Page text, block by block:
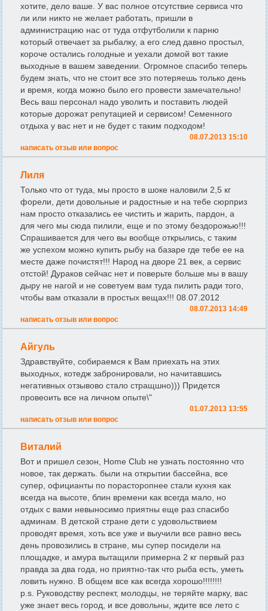
хотите, дело ваше. У вас полное отсутствие сервиса что
ли или никто не желает работать, пришли в
администрацию нас от туда отфутболили к парню
который отвечает за рыбалку, а его след давно простыл,
короче остались голодные и уехали домой вот такие
выходные в вашем заведении. Огромное спасибо теперь
будем знать, что не стоит все это потеряешь только день
и время, когда можно было его провести замечательно!
Весь ваш персонал надо уволить и поставить людей
которые дорожат репутацией и сервисом! Семенного
отдыха у вас нет и не будет с таким подходом!
08.07.2013 15:10
написать отзыв или вопрос
Лиля
Только что от туда, мы просто в шоке наловили 2,5 кг
форели, дети довольные и радостные и на тебе сюрприз
нам просто отказались ее чистить и жарить, пардон, а
для чего мы сюда пилили, еще и по этому бездорожью!!!
Спрашивается для чего вы вообще открылись, с таким
же успехом можно купить рыбу на базаре где тебе ее на
месте даже почистят!!! Народ на дворе 21 век, а сервис
отстой! Дураков сейчас нет и поверьте больше мы в вашу
дыру не нагой и не советуем вам туда пилить ради того,
чтобы вам отказали в простых вещах!!! 08.07.2012
08.07.2013 14:49
написать отзыв или вопрос
Айгуль
Здравствуйте, собираемся к Вам приехать на этих
выходных, котедж забронировали, но начитавшись
негативных отзывово стало стращшно))) Придется
провеоить все на личном опыте\"
01.07.2013 13:55
написать отзыв или вопрос
Виталий
Вот и пришел сезон, Home Club не узнать постоянно что
новое, так держать. были на открытии бассейна, все
супер, официанты по порасторопнее стали кухня как
всегда на высоте, блин времени как всегда мало, но
отдых с вами невыносимо приятны еще раз спасибо
админам. В детской стране дети с удовольствием
проводят время, хоть все уже и выучили все равно весь
день провозились в стране, мы супер посидели на
площадке, и амура вытащили примерна 2 кг первый раз
правда за два года, но приятно-так что рыба есть, уметь
ловить нужно. В общем все как всегда хорошо!!!!!!!!
p.s. Руководству респект, молодцы, не теряйте марку, вас
уже знает весь город, и все довольны, ждите все лето с